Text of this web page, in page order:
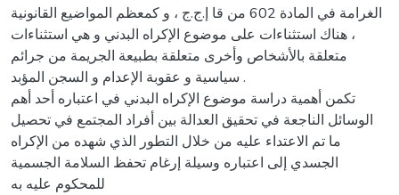
الغرامة في المادة 602 من قا إ.ج.ج ، و كمعظم المواضيع القانونية
، هناك استثناءات على موضوع الإكراه البدني و هي استثناءات
متعلقة بالأشخاص وأخرى متعلقة بطبيعة الجريمة من جرائم
سياسية و عقوبة الإعدام و السجن المؤبد .
تكمن أهمية دراسة موضوع الإكراه البدني في اعتباره أحد أهم
الوسائل الناجعة في تحقيق العدالة بين أفراد المجتمع في تحصيل
ما تم الاعتداء عليه من خلال التطور الذي شهده من الإكراه
الجسدي إلى اعتباره وسيلة إرغام تحفظ السلامة الجسمية
للمحكوم عليه به